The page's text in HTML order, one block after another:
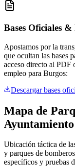
Bases Oficiales
Apostamos por la
que ocultan las bases
acceso directo al PDF
empleo para Burgos:
Descargar bases
Mapa de
Ubicación táctica de
y parques de
específicos y pruebas